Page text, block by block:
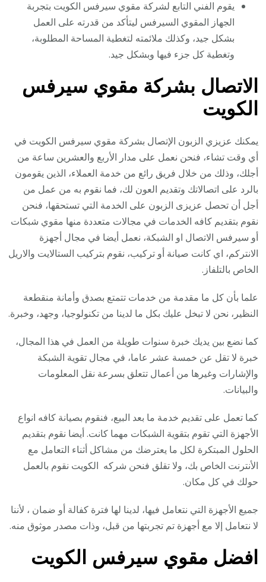
يقوم الفني التابع لشركة مقوي سيرفس الكويت بتجربة
الجهاز المقوي السيرفس ليتأكد من قدرته على العمل
بشكل جيد، وكذلك ملائمته لتغطية المساحة المطلوبة،
وتغطية كل جزء فيها وبشكل جيد.
الاتصال بشركة مقوي سيرفس
الكويت
يمكنك عزيزي الزبون الإتصال بشركة مقوي سيرفس الكويت في
أي وقت تشاء، فنحن نعمل على مدار الأربع والعشرين ساعة من
أجلك، وذلك من خلال فريق رائع من خدمة العملاء، الذين يقومون
بالرد على اتصالاتك وتقديم العون لك، فما نقوم به من عمل من
أجل أن تحصل عزيزى الزبون على الخدمة التي تستحقها، فنحن
نقوم بتقديم كافه الخدمات في مجالات متعددة منها مقوي شبكات
أو سيرفس الاتصال او الشبكة، نعمل أيضا في مجال أجهزة
الانتركم، اي كانت صيانة أو تركيب، نقوم بتركيب الستالايت والاريل
الخاص بالتلفاز.
علما بأن كل ما مقدمة من خدمات تتمتع بصدق وأمانة منقطعة
النظير، نحن لا تبخل عليك بكل ما لدينا من تكنولوجيا، وجهد، وخبرة.
كما نضع بين يديك خبرة سنوات طويلة من العمل في هذا المجال،
خبرة لا تقل عن خمسة عشر عاما، في مجال تقوية الشبكة
والإشارات وغيرها من أعمال تتعلق بسرعة نقل المعلومات
والبيانات.
كما تعمل على تقديم خدمة ما بعد البيع، فنقوم بصيانة كافه انواع
الأجهزة التي تقوم بتقوية الشبكات مهما كانت. أيضا نقوم بتقديم
الحلول المبتكرة لكل ما يعترضك من مشاكل أثناء التعامل مع
الأنترنت الخاص بك، ولا تقلق فنحن شركه الكويت نقوم بالعمل
حولك في كل مكان.
جميع الأجهزة التي نتعامل فيها، لدينا لها فترة كفالة أو ضمان ، لأننا
لا نتعامل إلا مع أجهزة تم تجربتها من قبل، وذات مصدر موثوق منه.
افضل مقوي سيرفس الكويت